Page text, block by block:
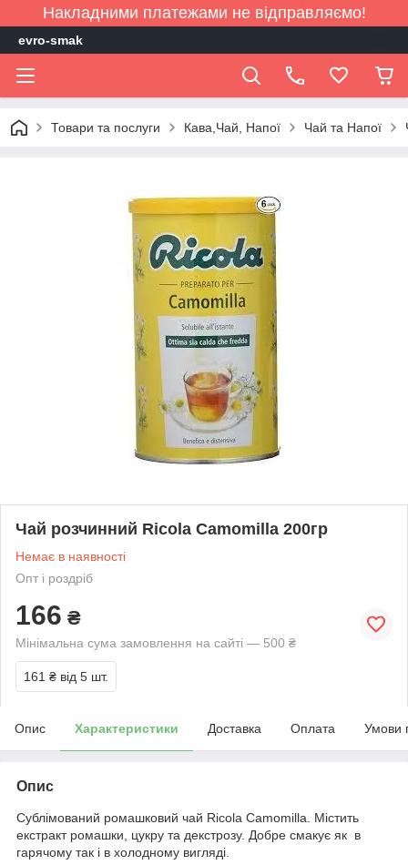
Накладними платежами не відправляємо!
evro-smak
Товари та послуги Кава,Чай, Напої Чай та Напої
Чай розчинний Ricola Camomilla 200гр
Немає в наявності
Опт і роздріб
166 ₴
Мінімальна сума замовлення на сайті — 500 ₴
161 ₴ від 5 шт.
Опис Характеристики Доставка Оплата Умови
Опис
Сублімований ромашковий чай Ricola Саmomilla. Містить
екстракт ромашки, цукру та декстрозу. Добре смакує як в
гарячому так і в холодному вигляді.